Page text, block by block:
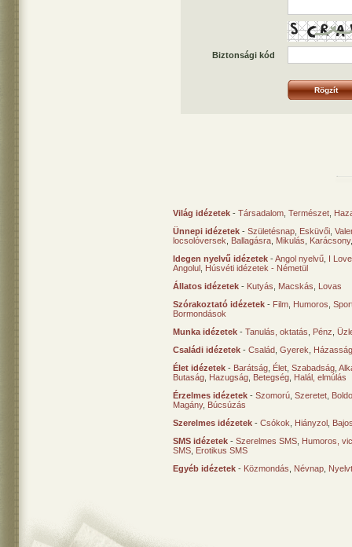
Biztonsági kód
Világ idézetek - Társadalom Természet
Ünnepi idézetek - Születésnap Esküvői
locsolóversek
Ballagásra Mikulás Karácsony
Idegen nyelvű idézetek -Angol nyelvű I
Angolul Húsvéti idézetek - Németül
Állatos idézetek - Kutyás Macskás
Lovas
Szórakoztató idézetek - Film Humoros
Bormondások
Munka idézetek - Tanulás, oktatás Pénz
Családi idézetek - Család Gyerek
Élet idézetek - Barátság Élet Szabadság
Butaság Hazugság Betegség Halál, elmúlás
Érzelmes idézetek - Szomorú Szeretet
Magány, Búcsúzás
Szerelmes idézetek - Csókok Hiányzol
SMS idézetek - Szerelmes SMS Humoros,
SMS Erotikus SMS
Egyéb idézetek - Közmondás Névnap